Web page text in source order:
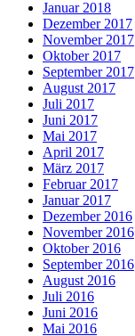
Januar 2018
Dezember 2017
November 2017
Oktober 2017
September 2017
August 2017
Juli 2017
Juni 2017
Mai 2017
April 2017
März 2017
Februar 2017
Januar 2017
Dezember 2016
November 2016
Oktober 2016
September 2016
August 2016
Juli 2016
Juni 2016
Mai 2016